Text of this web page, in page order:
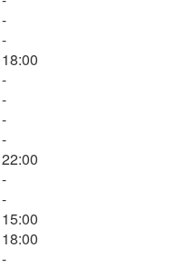
-
-
18:00
-
-
-
-
22:00
-
-
15:00
18:00
-